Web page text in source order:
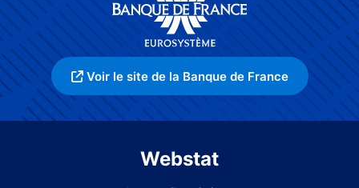
Voir le site de la Banque de France
Webstat